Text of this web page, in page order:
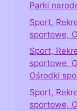
Parki
Sport,
sportowe,
Sport,
sportowe,
Ośrodki
Sport,
sportowe,